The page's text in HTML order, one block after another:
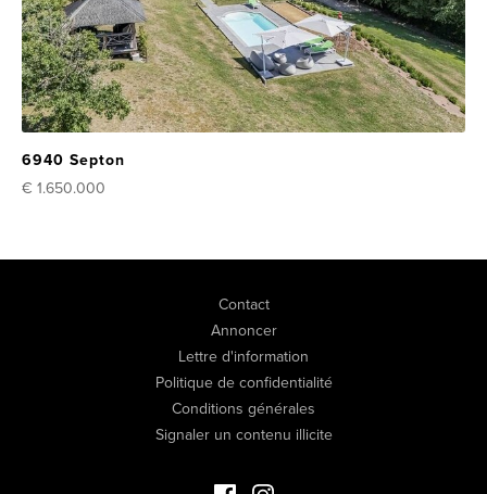
6940 Septon
€ 1.650.000
Contact
Annoncer
Lettre d'information
Politique de confidentialité
Conditions générales
Signaler un contenu illicite